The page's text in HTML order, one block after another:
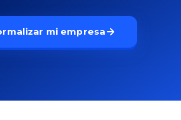
mi empresa